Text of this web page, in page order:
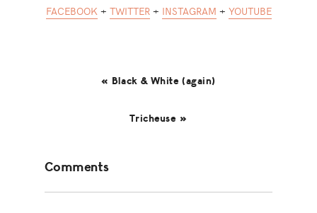
FACEBOOK+ TWITTER+ INSTAGRAM + YOUTUBE
« Black & White (again)
Tricheuse »
Interactions
Comments